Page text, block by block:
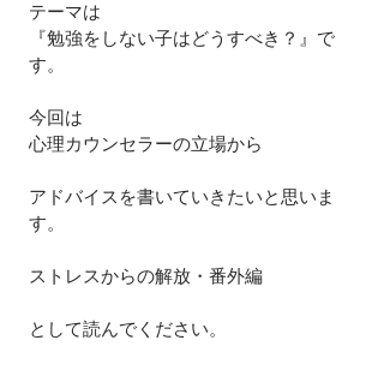
テーマは
『勉強をしない子はどうすべき？』で
す。
今回は
心理カウンセラーの立場から
アドバイスを書いていきたいと思いま
す。
ストレスからの解放・番外編
として読んでください。